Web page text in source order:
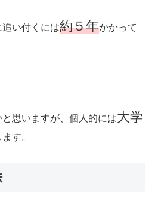
い付くには約５年かかって
思いますが、個人的には大学
す。